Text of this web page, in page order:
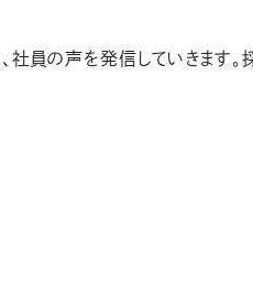
社員の声を発信していきます。